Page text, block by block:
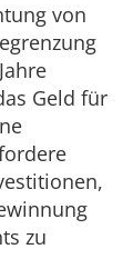
von
Geld für
zu